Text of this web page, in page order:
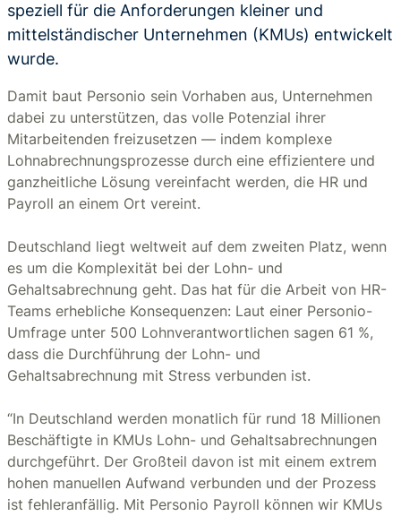
speziell für die Anforderungen kleiner und
mittelständischer Unternehmen (KMUs) entwickelt
wurde.
Damit baut Personio sein Vorhaben aus, Unternehmen
dabei zu unterstützen, das volle Potenzial ihrer
Mitarbeitenden freizusetzen — indem komplexe
Lohnabrechnungsprozesse durch eine effizientere und
ganzheitliche Lösung vereinfacht werden, die HR und
Payroll an einem Ort vereint.
Deutschland liegt weltweit auf dem zweiten Platz, wenn
es um die Komplexität bei der Lohn- und
Gehaltsabrechnung geht. Das hat für die Arbeit von HR-
Teams erhebliche Konsequenzen: Laut einer Personio-
Umfrage unter 500 Lohnverantwortlichen sagen 61 %,
dass die Durchführung der Lohn- und
Gehaltsabrechnung mit Stress verbunden ist.
“In Deutschland werden monatlich für rund 18 Millionen
Beschäftigte in KMUs Lohn- und Gehaltsabrechnungen
durchgeführt. Der Großteil davon ist mit einem extrem
hohen manuellen Aufwand verbunden und der Prozess
ist fehleranfällig. Mit Personio Payroll können wir KMUs